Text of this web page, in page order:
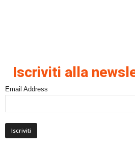
Iscriviti alla
Email Address